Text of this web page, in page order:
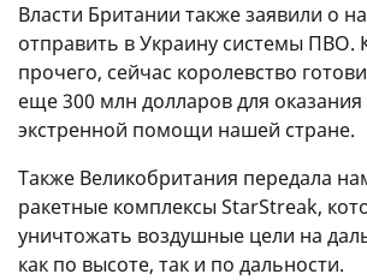
Власти Британии также заявили о
отправить в Украину системы ПВО.
прочего, сейчас королевство
еще 300 млн долларов для
экстренной помощи нашей стране.
Также Великобритания передала
ракетные комплексы StarStreak,
уничтожать воздушные цели на
как по высоте, так и по дальности.